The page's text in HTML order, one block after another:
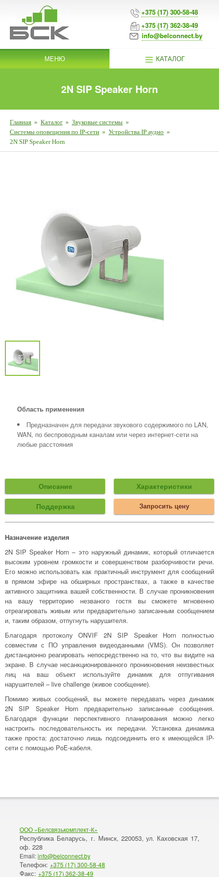
+375 (17) 300-58-48
+375 (17) 362-38-49
info@belconnect.by
МЕНЮ КАТАЛОГ
2N SIP Speaker Horn
Главная » Каталог » Звуковые системы »
Системы оповещения по IP-сети » Устройства IP аудио »
2N SIP Speaker Horn
Область применения
Предназначен для передачи звукового содержимого по LAN,
WAN, по беспроводным каналам или через интернет-сети на
любые расстояния
Описание Характеристики
Поддержка Запросить цену
Назначение изделия
2N SIP Speaker Horn – это наружный динамик, который отличается
высоким уровнем громкости и совершенством разборчивости речи.
Его можно использовать как практичный инструмент для сообщений
в прямом эфире на обширных пространствах, а также в качестве
активного защитника вашей собственности. В случае проникновения
на вашу территорию незваного гостя вы сможете мгновенно
отреагировать живым или предварительно записанным сообщением
и, таким образом, отпугнуть нарушителя.
Благодаря протоколу ONVIF 2N SIP Speaker Horn полностью
совместим с ПО управления видеоданными (VMS). Он позволяет
дистанционно реагировать непосредственно на то, что вы видите на
экране. В случае несанкционированного проникновения неизвестных
лиц на ваш объект используйте динамик для отпугивания
нарушителей – live challenge (живое сообщение).
Помимо живых сообщений, вы можете передавать через динамик
2N SIP Speaker Horn предварительно записанные сообщения.
Благодаря функции перспективного планирования можно легко
настроить последовательность их передачи. Установка динамика
также проста: достаточно лишь подсоединить его к имеющейся IP-
сети с помощью PoE-кабеля.
ООО «Белсвязькомплект-К»
Республика Беларусь, г. Минск, 220053, ул. Каховская 17,
оф. 228
Email:info@belconnect.by
Телефон: +375 (17) 300-58-48
Факс: +375 (17) 362-38-49